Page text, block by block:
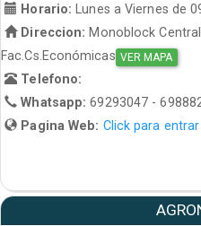
Horario: Lunes a Viernes de
Direccion: Monoblock
Fac.Cs.Económicas VER MAPA
Telefono:
Whatsapp:69293047 -
Pagina Web: Click para